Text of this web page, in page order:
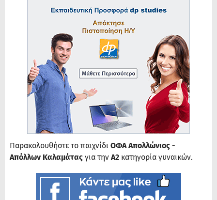
Παρακολουθήστε το παιχνίδι ΟΦΑ Απολλώνιος -
Απόλλων Καλαμάτας για την Α2 κατηγορία γυναικών.